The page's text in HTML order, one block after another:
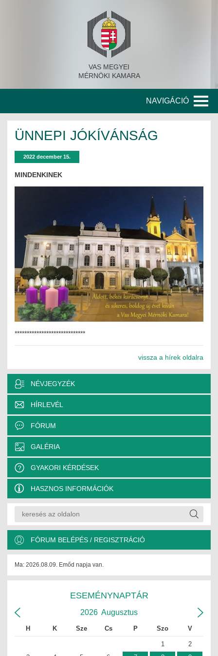
VAS MEGYEI
MÉRNÖKI KAMARA
NAVIGÁCIÓ
KITÜNTETETT MÉRNÖKÖK
MÉRNÖK ELŐDÖK
MŰKÖDÉS
JOGOSULTSÁGOK
IGAZGATÁSI, SZOLGÁLTATÁSI DÍJAK
SZABÁLYZATOK
NYOMTATVÁNYOK
SZAKCSOPORTOK
ELEKTROTECHNIKAI
ÉPÜLETGÉPÉSZETI
GEODÉZIAI ÉS GEOINFORMATIKAI
KÖRNYEZETVÉDELMI
KÖZLEKEDÉSI
TARTÓSZERKEZETI
VÍZÉPÍTÉSI ÉS VÍZGAZDÁLKODÁSI
HÍRKÖZLÉSI ÉS INFORMATIKAI
KÉPZÉSEK
ÜNNEPI JÓKÍVÁNSÁG
2022 december 15.
MINDENKINEK
*****************************
vissza a hírek oldalra
NÉVJEGYZÉK
HÍRLEVÉL
FÓRUM
GALÉRIA
GYAKORI KÉRDÉSEK
HASZNOS INFORMÁCIÓK
FÓRUM BELÉPÉS / REGISZTRÁCIÓ
Ma: 2026.08.09. Emőd napja van.
ESEMÉNYNAPTÁR
2026 Augusztus
H K Sze Cs P Szo V
1
2